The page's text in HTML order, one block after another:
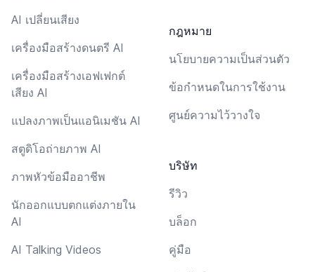
AI เปลี่ยนเสียง
เครื่องมือสร้างดนตรี AI
เครื่องมือสร้างเอฟเฟกต์
เสียง AI
แปลงภาพเป็นแอนิเมชัน AI
สตูดิโอถ่ายภาพ AI
ภาพหัวข้อมืออาชีพ
นักออกแบบตกแต่งภายใน
AI
AI Talking Videos
กฎหมาย
นโยบายความเป็นส่วนตัว
ข้อกำหนดในการใช้งาน
ศูนย์ความไว้วางใจ
บริษัท
รีวิว
บล็อก
คู่มือ